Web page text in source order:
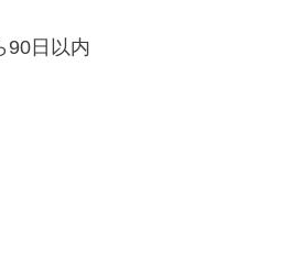
90日以内